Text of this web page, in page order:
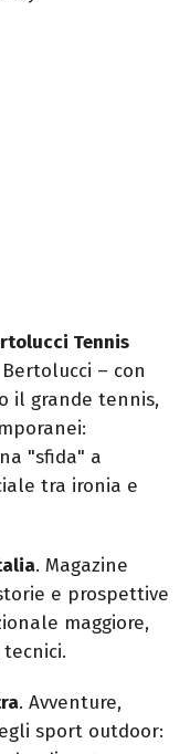
Tennis
– con
il grande tennis,
"sfida" a
tra ironia e
. Magazine
e prospettive
maggiore,
. Avventure,
sport outdoor: